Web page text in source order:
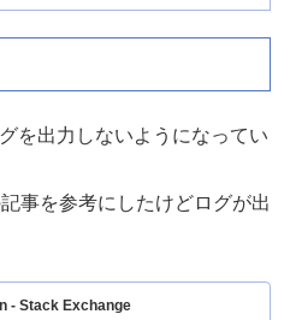
を出力しないようになってい
事を参考にしたけどログが出
- Stack Exchange